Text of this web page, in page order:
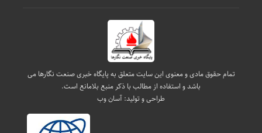
تمام حقوق مادی و معنوی این سایت متعلق به پایگاه خبری صنعت نگارها می
باشد و استفاده از مطالب با ذکر منبع بلامانع است.
طراحی و تولید:آسان وب